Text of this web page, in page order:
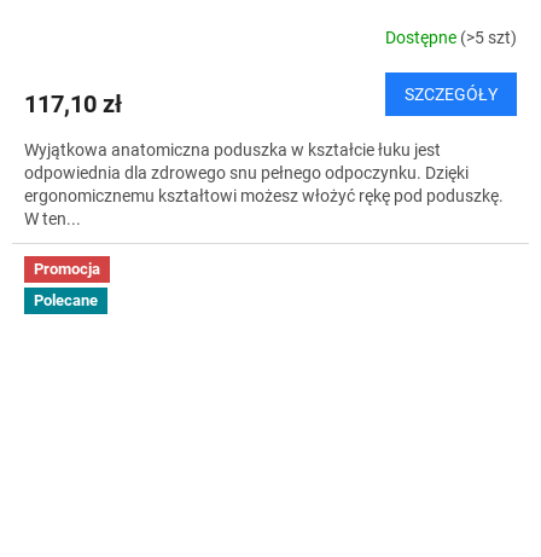
Dostępne (>5 szt)
117,10 zł SZCZEGÓŁY
Wyjątkowa anatomiczna poduszka w kształcie łuku jest
odpowiednia dla zdrowego snu pełnego odpoczynku. Dzięki
ergonomicznemu kształtowi możesz włożyć rękę pod poduszkę.
W ten...
Promocja
Polecane